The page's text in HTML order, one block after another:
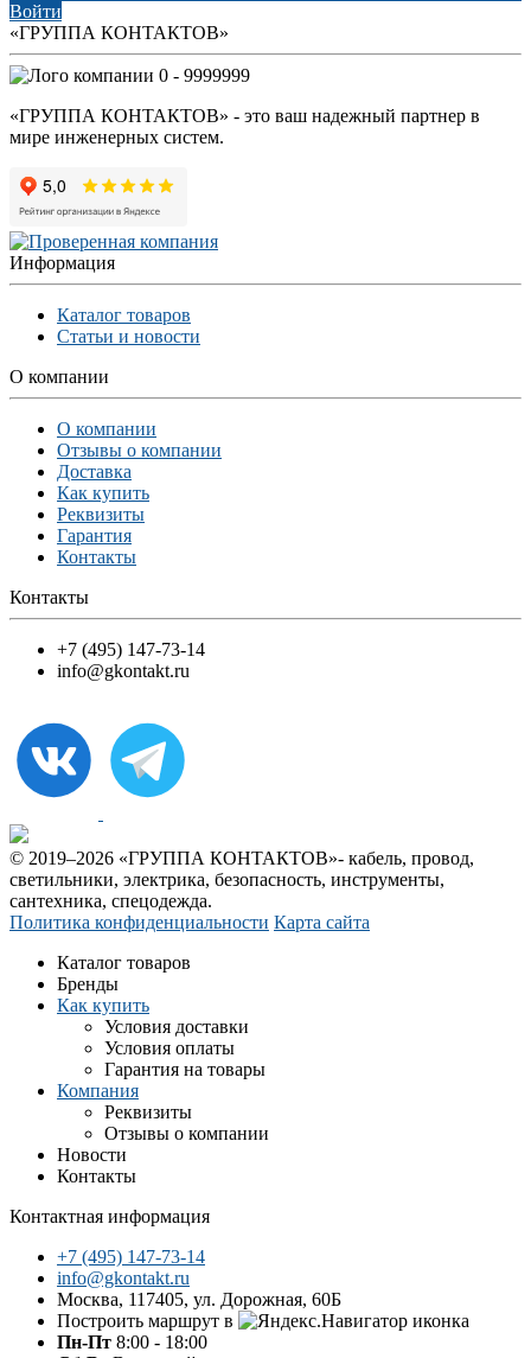
Войти
«ГРУППА КОНТАКТОВ»
0 - 9999999
«ГРУППА КОНТАКТОВ» - это ваш надежный партнер в
мире инженерных систем.
Информация
Каталог товаров
Статьи и новости
О компании
О компании
Отзывы о компании
Доставка
Как купить
Реквизиты
Гарантия
Контакты
Контакты
+7 (495) 147-73-14
info@gkontakt.ru
© 2019–2026 «ГРУППА КОНТАКТОВ»- кабель, провод,
светильники, электрика, безопасность, инструменты,
сантехника, спецодежда.
Политика конфиденциальности Карта сайта
Каталог товаров
Бренды
Как купить
Условия доставки
Условия оплаты
Гарантия на товары
Компания
Реквизиты
Отзывы о компании
Новости
Контакты
Контактная информация
+7 (495) 147-73-14
info@gkontakt.ru
Москва, 117405, ул. Дорожная, 60Б
Построить маршрут в
Пн-Пт 8:00 - 18:00